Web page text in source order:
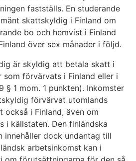
fastställs. En studerande
skattskyldig i Finland om
bo och hemvist i Finland
över sex månader i följd.
är skyldig att betala skatt i
som förvärvats i Finland eller i
§ 1 mom. 1 punkten). Inkomster
förvärvat utomlands
också i Finland, även om
i källstaten. Den finländska
innehåller dock undantag till
arbetsinkomst kan i